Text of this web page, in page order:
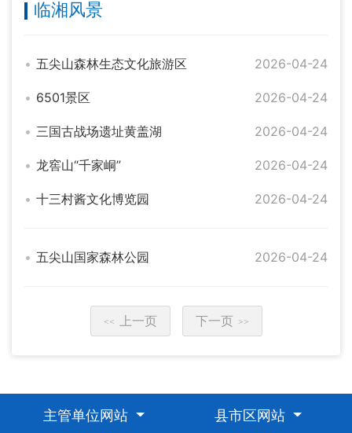
临湘风景
五尖山森林生态文化旅游区 2026-04-24
6501景区 2026-04-24
三国古战场遗址黄盖湖 2026-04-24
龙窖山“千家峒” 2026-04-24
十三村酱文化博览园 2026-04-24
五尖山国家森林公园 2026-04-24
<< 上一页 下一页 >>
主管单位网站
县市区网站